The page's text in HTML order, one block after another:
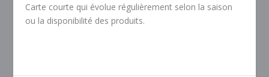
Carte courte qui évolue régulièrement selon la saison
ou la disponibilité des produits.